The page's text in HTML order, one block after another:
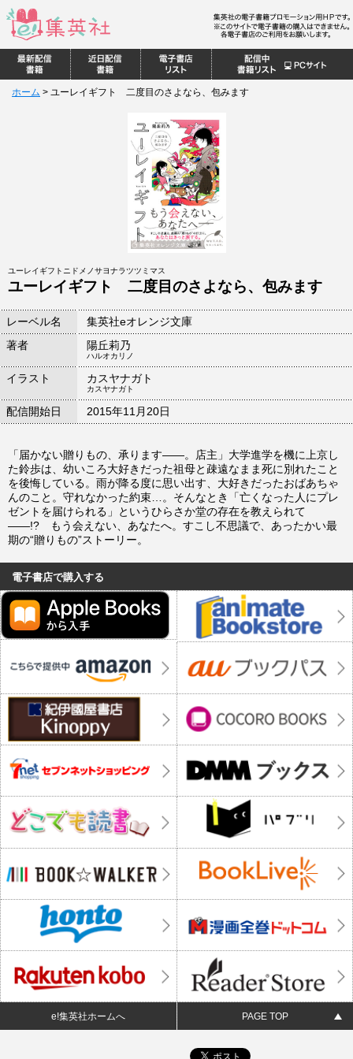
ホーム > ユーレイギフト 二度目のさよなら、包みます
ユーレイギフトニドメノサヨナラツツミマス
ユーレイギフト 二度目のさよなら、包みます
レーベル名
集英社eオレンジ文庫
著者
陽丘莉乃
ハルオカリノ
イラスト カスヤナガト
カスヤナガト
配信開始日 2015年11月20日
「届かない贈りもの、承ります――。店主」大学進学を機に上京し
た鈴歩は、幼いころ大好きだった祖母と疎遠なまま死に別れたこと
を後悔している。雨が降る度に思い出す、大好きだったおばあちゃ
んのこと。守れなかった約束…。そんなとき「亡くなった人にプレ
ゼントを届けられる」というひらさか堂の存在を教えられて
――!? もう会えない、あなたへ。すこし不思議で、あったかい最
期の“贈りもの”ストーリー。
電子書店で購入する
e!集英社ホームへ PAGE TOP